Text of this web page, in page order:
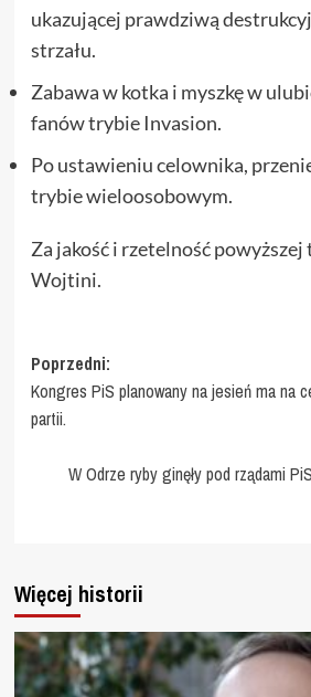
ukazującej prawdziwą
strzału.
Zabawa w kotka i myszkę w
fanów trybie Invasion.
Po ustawieniu celownika,
trybie wieloosobowym.
Za jakość i rzetelność powyższej
Wojtini.
Zobacz
wpisy
Poprzedni:
Kongres PiS planowany na jesień ma na
partii.
W Odrze ryby ginęły pod rządami
Więcej historii